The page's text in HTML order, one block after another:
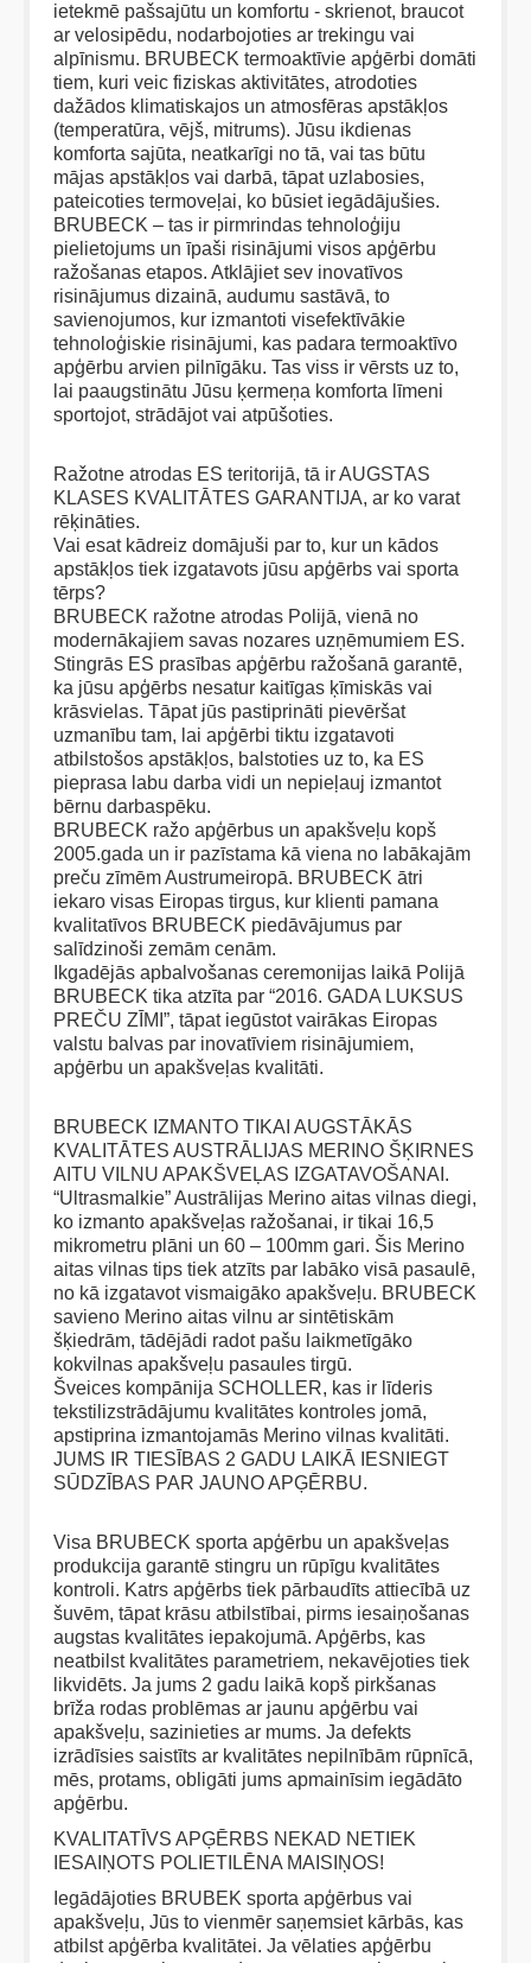
ietekmē pašsajūtu un komfortu - skrienot, braucot
ar velosipēdu, nodarbojoties ar trekingu vai
alpīnismu. BRUBECK termoaktīvie apģērbi domāti
tiem, kuri veic fiziskas aktivitātes, atrodoties
dažādos klimatiskajos un atmosfēras apstākļos
(temperatūra, vējš, mitrums). Jūsu ikdienas
komforta sajūta, neatkarīgi no tā, vai tas būtu
mājas apstākļos vai darbā, tāpat uzlabosies,
pateicoties termoveļai, ko būsiet iegādājušies.
BRUBECK – tas ir pirmrindas tehnoloģiju
pielietojums un īpaši risinājumi visos apģērbu
ražošanas etapos. Atklājiet sev inovatīvos
risinājumus dizainā, audumu sastāvā, to
savienojumos, kur izmantoti visefektīvākie
tehnoloģiskie risinājumi, kas padara termoaktīvo
apģērbu arvien pilnīgāku. Tas viss ir vērsts uz to,
lai paaugstinātu Jūsu ķermeņa komforta līmeni
sportojot, strādājot vai atpūšoties.
Ražotne atrodas ES teritorijā, tā ir AUGSTAS
KLASES KVALITĀTES GARANTIJA, ar ko varat
rēķināties.
Vai esat kādreiz domājuši par to, kur un kādos
apstākļos tiek izgatavots jūsu apģērbs vai sporta
tērps?
BRUBECK ražotne atrodas Polijā, vienā no
modernākajiem savas nozares uzņēmumiem ES.
Stingrās ES prasības apģērbu ražošanā garantē,
ka jūsu apģērbs nesatur kaitīgas ķīmiskās vai
krāsvielas. Tāpat jūs pastiprināti pievēršat
uzmanību tam, lai apģērbi tiktu izgatavoti
atbilstošos apstākļos, balstoties uz to, ka ES
pieprasa labu darba vidi un nepieļauj izmantot
bērnu darbaspēku.
BRUBECK ražo apģērbus un apakšveļu kopš
2005.gada un ir pazīstama kā viena no labākajām
preču zīmēm Austrumeiropā. BRUBECK ātri
iekaro visas Eiropas tirgus, kur klienti pamana
kvalitatīvos BRUBECK piedāvājumus par
salīdzinoši zemām cenām.
Ikgadējās apbalvošanas ceremonijas laikā Polijā
BRUBECK tika atzīta par “2016. GADA LUKSUS
PREČU ZĪMI”, tāpat iegūstot vairākas Eiropas
valstu balvas par inovatīviem risinājumiem,
apģērbu un apakšveļas kvalitāti.
BRUBECK IZMANTO TIKAI AUGSTĀKĀS
KVALITĀTES AUSTRĀLIJAS MERINO ŠĶIRNES
AITU VILNU APAKŠVEĻAS IZGATAVOŠANAI.
“Ultrasmalkie” Austrālijas Merino aitas vilnas diegi,
ko izmanto apakšveļas ražošanai, ir tikai 16,5
mikrometru plāni un 60 – 100mm gari. Šis Merino
aitas vilnas tips tiek atzīts par labāko visā pasaulē,
no kā izgatavot vismaigāko apakšveļu. BRUBECK
savieno Merino aitas vilnu ar sintētiskām
šķiedrām, tādējādi radot pašu laikmetīgāko
kokvilnas apakšveļu pasaules tirgū.
Šveices kompānija SCHOLLER, kas ir līderis
tekstilizstrādājumu kvalitātes kontroles jomā,
apstiprina izmantojamās Merino vilnas kvalitāti.
JUMS IR TIESĪBAS 2 GADU LAIKĀ IESNIEGT
SŪDZĪBAS PAR JAUNO APĢĒRBU.
Visa BRUBECK sporta apģērbu un apakšveļas
produkcija garantē stingru un rūpīgu kvalitātes
kontroli. Katrs apģērbs tiek pārbaudīts attiecībā uz
šuvēm, tāpat krāsu atbilstībai, pirms iesaiņošanas
augstas kvalitātes iepakojumā. Apģērbs, kas
neatbilst kvalitātes parametriem, nekavējoties tiek
likvidēts. Ja jums 2 gadu laikā kopš pirkšanas
brīža rodas problēmas ar jaunu apģērbu vai
apakšveļu, sazinieties ar mums. Ja defekts
izrādīsies saistīts ar kvalitātes nepilnībām rūpnīcā,
mēs, protams, obligāti jums apmainīsim iegādāto
apģērbu.
KVALITATĪVS APĢĒRBS NEKAD NETIEK
IESAIŅOTS POLIETILĒNA MAISIŅOS!
Iegādājoties BRUBEK sporta apģērbus vai
apakšveļu, Jūs to vienmēr saņemsiet kārbās, kas
atbilst apģērba kvalitātei. Ja vēlaties apģērbu